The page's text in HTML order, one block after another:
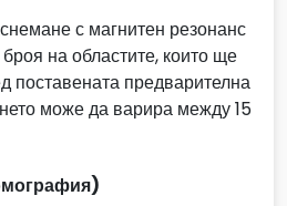
с магнитен резонанс
на областите, които ще
поставената предварителна
може да варира между 15
я)